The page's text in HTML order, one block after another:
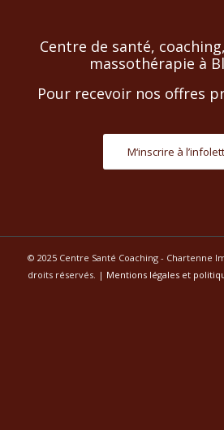
Centre de santé,
massothérapie à
Pour recevoir nos offres
M‘inscrire à
© 2025 Centre Santé Coaching - Chartenne
droits réservés. | Mentions légales et